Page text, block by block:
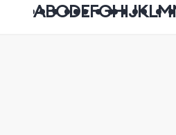
ABCDEFGHIJKLM